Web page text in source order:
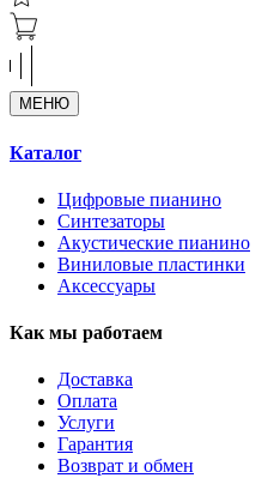
МЕНЮ
Каталог
Цифровые пианино
Синтезаторы
Акустические пианино
Виниловые пластинки
Аксессуары
Как мы работаем
Доставка
Оплата
Услуги
Гарантия
Возврат и обмен